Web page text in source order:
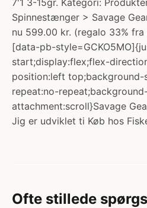
7'1 3-15gr. Kategori:
Spinnestænger > Savage
nu 599.00 kr. (regalo 33%
[data-pb-
start;display:flex;flex-
position:left
repeat:no-
attachment:scroll}Savage
Jig er udviklet ti Køb hos
Ofte stillede